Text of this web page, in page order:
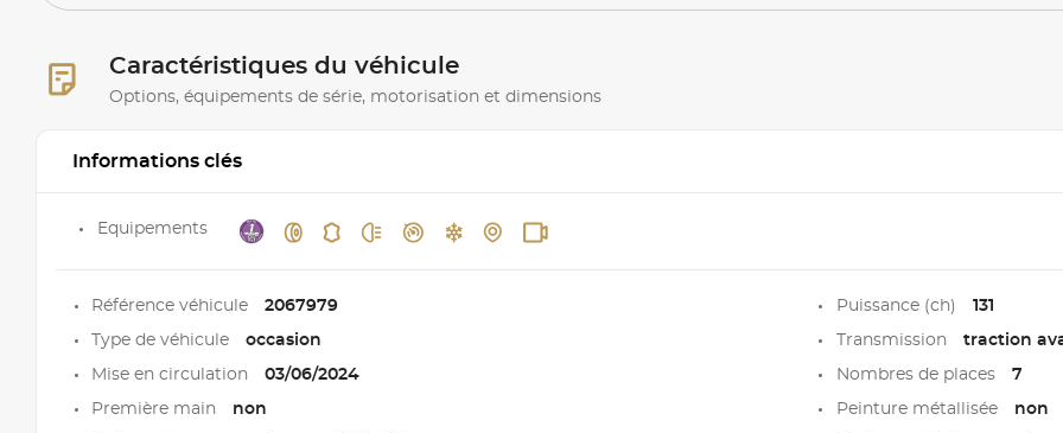
Caractéristiques du véhicule
Options, équipements de série, motorisation et dimensions
Informations clés
Equipements
Référence véhicule 2067979
Type de véhicule occasion
Mise en circulation 03/06/2024
Première main non
Puissance (ch) 131
Transmission traction
Nombres de places 7
Peinture métallisée non